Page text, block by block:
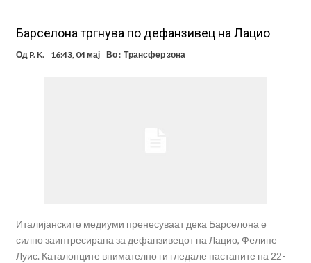
Барселона тргнува по дефанзивец на Лацио
Од P. K. 16:43, 04 мај Во : Трансфер зона
Италијанските медиуми пренесуваат дека Барселона е
силно заинтресирана за дефанзивецот на Лацио, Фeлипе
Луис. Каталонците внимателно ги гледале настапите на 22-